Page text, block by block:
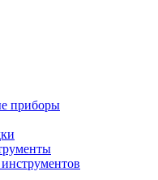
приборы